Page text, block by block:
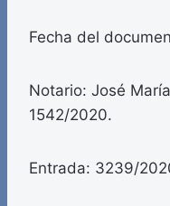
Fecha del
Notario: José
1542/2020.
Entrada: 3239/